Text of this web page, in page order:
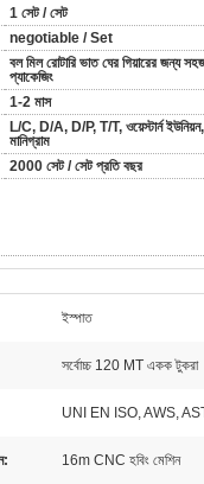
1 সেট / সেট
negotiable / Set
বল মিল রোটারি ভাত ঘের গিয়ারের জন্য
প্যাকেজিং
1-2 মাস
L/C, D/A, D/P, T/T, ওয়েস্টার্ন ইউনিয়ন,
মানিগ্রাম
2000 সেট / সেট প্রতি বছর
ইস্পাত
সর্বোচ্চ 120 MT একক টুকরা
UNI EN ISO, AWS,
16m CNC হবিং মেশিন